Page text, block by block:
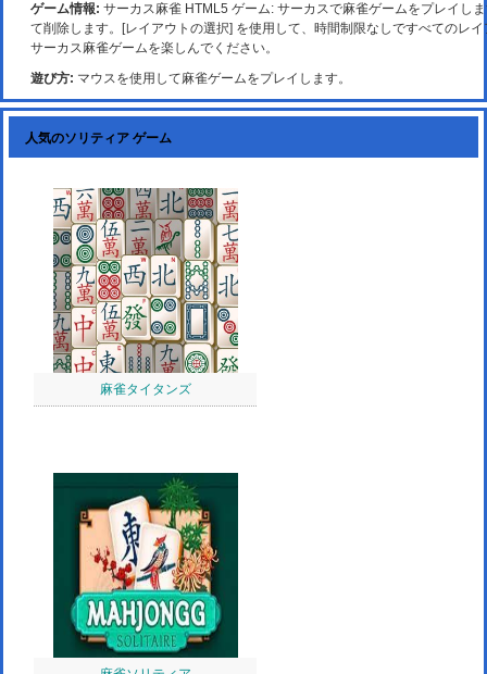
ゲーム情報: サーカス麻雀 HTML5 ゲーム: サーカスで麻雀ゲームをプレイし
て削除します。[レイアウトの選択] を使用して、時間制限なしですべてのレ
サーカス麻雀ゲームを楽しんでください。
遊び方: マウスを使用して麻雀ゲームをプレイします。
人気のソリティア ゲーム
麻雀タイタンズ